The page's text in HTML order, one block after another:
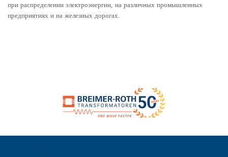
при распределении электроэнергии, на различных промышленных
предприятиях и на железных дорогах.